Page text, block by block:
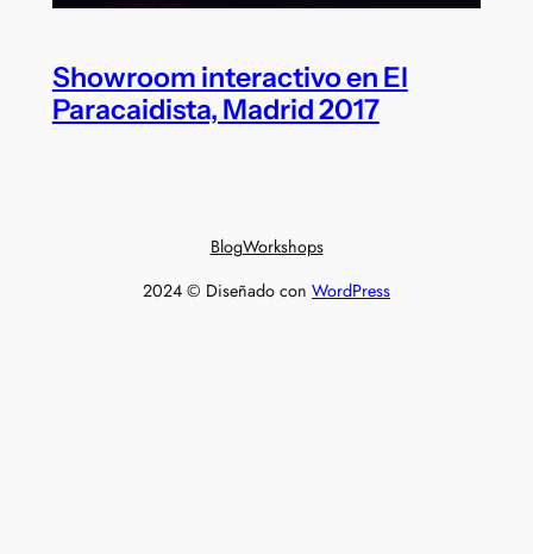
Showroom interactivo en El
Paracaidista, Madrid 2017
BlogWorkshops
2024 © Diseñado con WordPress